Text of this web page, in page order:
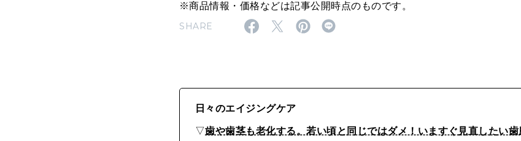
※商品情報・価格などは記事公開時点のものです。
SHARE
日々のエイジングケア
▽歯や歯茎も老化する。若い頃と同じではダメ！いますぐ見直したい